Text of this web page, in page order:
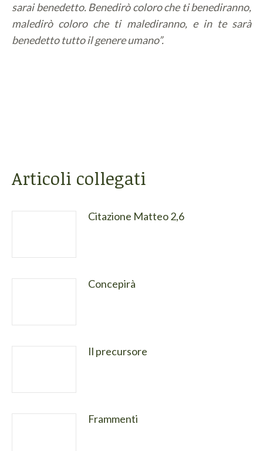
sarai benedetto. Benedirò coloro che ti benediranno,
maledirò coloro che ti malediranno, e in te sarà
benedetto tutto il genere umano”.
Articoli collegati
Citazione Matteo 2,6
Concepirà
Il precursore
Frammenti